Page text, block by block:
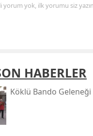
yorum yok, ilk yorumu siz
HABERLER
Köklü Bando Geleneği